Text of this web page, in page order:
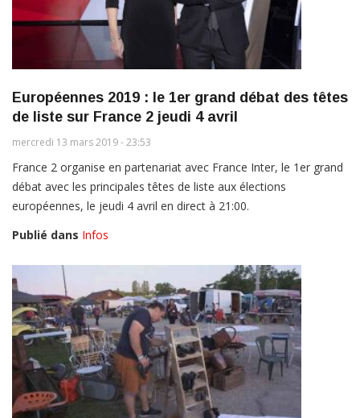
Européennes 2019 : le 1er grand débat des têtes
de liste sur France 2 jeudi 4 avril
mercredi 13 mars 2019 - 23:53
France 2 organise en partenariat avec France Inter, le 1er grand
débat avec les principales têtes de liste aux élections
européennes, le jeudi 4 avril en direct à 21:00.
Publié dans Infos